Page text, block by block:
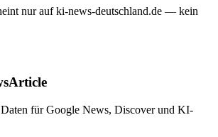
nur auf ki-news-deutschland.de — kein
Daten für Google News, Discover und KI-